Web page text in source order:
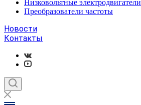
Низковольтные электродвигатели
Преобразователи частоты
Новости
Контакты